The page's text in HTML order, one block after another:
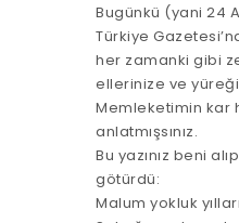
Bugünkü (yani 24
Türkiye
her zamanki gibi
ellerinize ve
Memleketimin kar
anlatmışsınız.
Bu yazınız beni
götürdü:
Malum yokluk